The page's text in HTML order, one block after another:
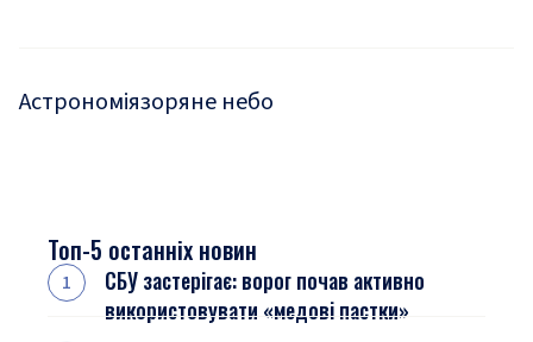
Астрономіязоряне небо
Топ-5 останніх новин
СБУ застерігає: ворог почав активно
використовувати «медові пастки»